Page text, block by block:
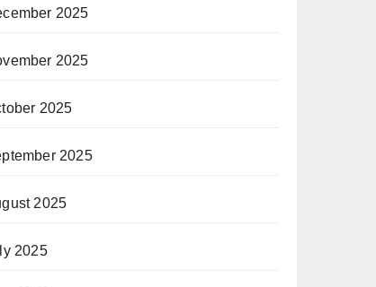
2025
2025
2025
2025
2025
2025